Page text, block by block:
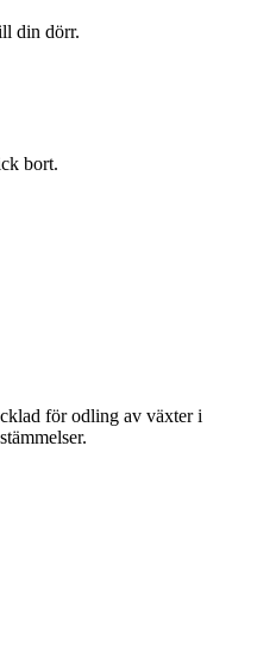
din dörr.
bort.
för odling av växter i